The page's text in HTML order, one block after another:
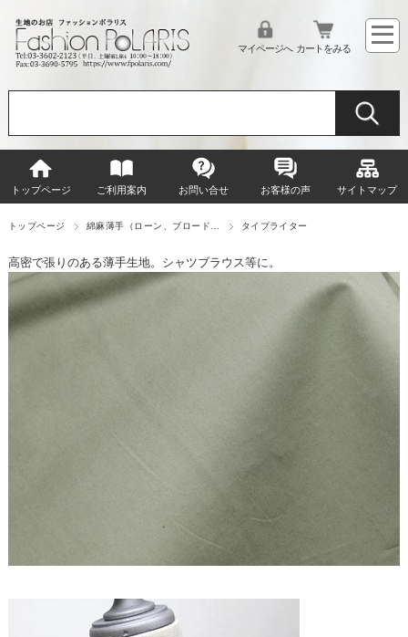
マイページへ カートをみる
トップページ ご利用案内 お問い合せ お客様の声 サイトマップ
トップページ 綿麻薄手（ローン、ブロード… タイプライター
高密で張りのある薄手生地。シャツブラウス等に。